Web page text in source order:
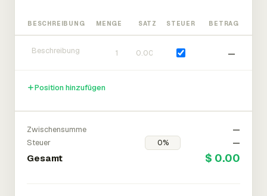
BESCHREIBUNG MENGE SATZ STEUER BETRAG
—
Position hinzufügen
Zwischensumme
—
Steuer
—
Gesamt $ 0.00